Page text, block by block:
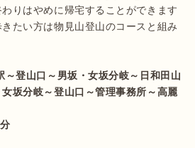
りはやめに帰宅することができます
たい方は物見山登山のコースと組み
～登山口～男坂・女坂分岐～日和田山
坂分岐～登山口～管理事務所～高麗